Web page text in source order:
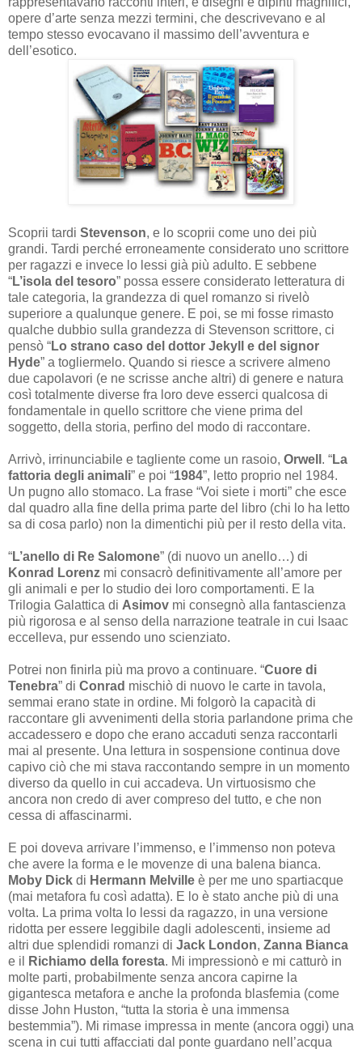
opere d’arte senza mezzi termini, che descrivevano e al
tempo stesso evocavano il massimo dell’avventura e
dell’esotico.
Scoprii tardi Stevenson, e lo scoprii come uno dei più
grandi. Tardi perché erroneamente considerato uno scrittore
per ragazzi e invece lo lessi già più adulto. E sebbene
“L’isola del tesoro” possa essere considerato letteratura di
tale categoria, la grandezza di quel romanzo si rivelò
superiore a qualunque genere. E poi, se mi fosse rimasto
qualche dubbio sulla grandezza di Stevenson scrittore, ci
pensò “Lo strano caso del dottor Jekyll e del signor
Hyde” a togliermelo. Quando si riesce a scrivere almeno
due capolavori (e ne scrisse anche altri) di genere e natura
così totalmente diverse fra loro deve esserci qualcosa di
fondamentale in quello scrittore che viene prima del
soggetto, della storia, perfino del modo di raccontare.
Arrivò, irrinunciabile e tagliente come un rasoio, Orwell . “La
fattoria degli animali” e poi “1984”, letto proprio nel 1984.
Un pugno allo stomaco. La frase “Voi siete i morti” che esce
dal quadro alla fine della prima parte del libro (chi lo ha letto
sa di cosa parlo) non la dimentichi più per il resto della vita.
“L’anello di Re Salomone” (di nuovo un anello…) di
Konrad Lorenz mi consacrò definitivamente all’amore per
gli animali e per lo studio dei loro comportamenti. E la
Trilogia Galattica di Asimov mi consegnò alla fantascienza
più rigorosa e al senso della narrazione teatrale in cui Isaac
eccelleva, pur essendo uno scienziato.
Potrei non finirla più ma provo a continuare. “Cuore di
Tenebra” di Conrad mischiò di nuovo le carte in tavola,
semmai erano state in ordine. Mi folgorò la capacità di
raccontare gli avvenimenti della storia parlandone prima che
accadessero e dopo che erano accaduti senza raccontarli
mai al presente. Una lettura in sospensione continua dove
capivo ciò che mi stava raccontando sempre in un momento
diverso da quello in cui accadeva. Un virtuosismo che
ancora non credo di aver compreso del tutto, e che non
cessa di affascinarmi.
E poi doveva arrivare l’immenso, e l’immenso non poteva
che avere la forma e le movenze di una balena bianca.
Moby Dick di Hermann Melville è per me uno spartiacque
(mai metafora fu così adatta). E lo è stato anche più di una
volta. La prima volta lo lessi da ragazzo, in una versione
ridotta per essere leggibile dagli adolescenti, insieme ad
altri due splendidi romanzi di Jack London, Zanna Bianca
e il
Richiamo della foresta. Mi impressionò e mi catturò in
molte parti, probabilmente senza ancora capirne la
gigantesca metafora e anche la profonda blasfemia (come
disse John Huston, “tutta la storia è una immensa
bestemmia”). Mi rimase impressa in mente (ancora oggi) una
scena in cui tutti affacciati dal ponte guardano nell’acqua